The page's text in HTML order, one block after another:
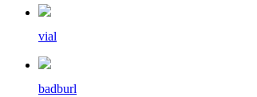
vial
badburl